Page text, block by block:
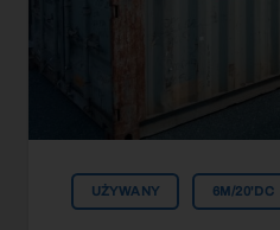
UŻYWANY 6M/20'DC